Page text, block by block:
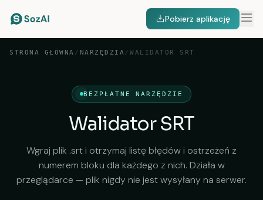
Pobierz aplikację
STRONA GŁÓWNA / NARZĘDZIA / WALIDATOR SRT
BEZPŁATNE NARZĘDZIE
Walidator SRT
Wgraj plik .srt i otrzymaj listę błędów i ostrzeżeń z
numerem bloku dla każdego z nich. Działa w
przeglądarce — plik nigdy nie jest wysyłany na serwer.